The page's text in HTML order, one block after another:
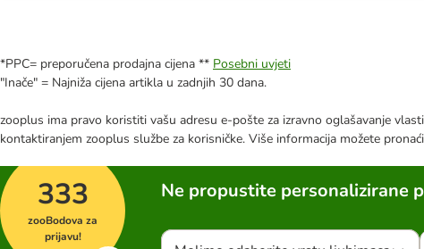
*PPC= preporučena prodajna cijena ** Posebni uvjeti
"Inače" = Najniža cijena artikla u zadnjih 30 dana.
zooplus ima pravo koristiti vašu adresu e-pošte za izravno oglašavanje
kontaktiranjem zooplus službe za korisničke. Više informacija možete
333
zooBodova za
prijavu!
Ne propustite personalizirane